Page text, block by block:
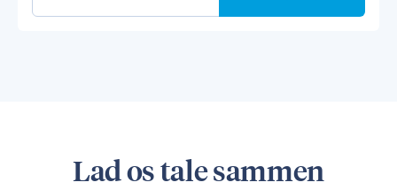
Lad os tale sammen